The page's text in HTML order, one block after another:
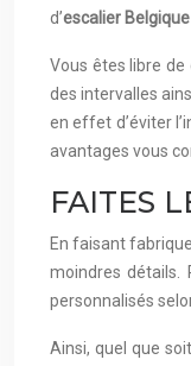
d’escalier Belgique
Vous êtes libre de
des intervalles
en effet d’éviter
avantages vous
FAITES
En faisant
moindres détails.
personnalisés
Ainsi, quel que